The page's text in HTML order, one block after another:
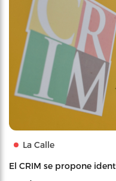
La Calle
El CRIM se propone